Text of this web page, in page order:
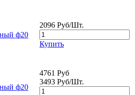
ф20
2096 Руб/Шт.
Купить
ф20
4761 Руб
3493 Руб/Шт.